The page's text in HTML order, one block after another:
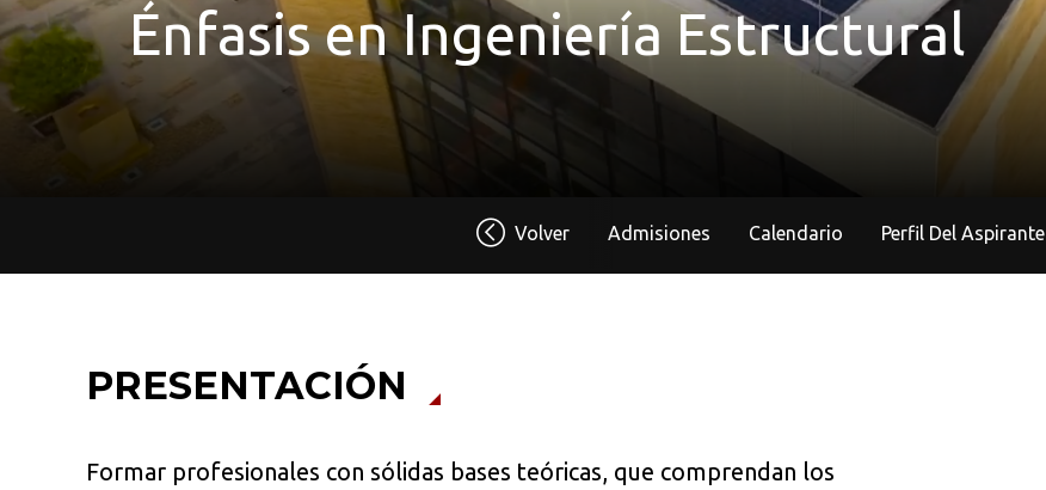
Énfasis en Ingeniería Estructural
Volver Admisiones Calendario Perfil Del Aspirante
PRESENTACIÓN
Formar profesionales con sólidas bases teóricas, que comprendan los